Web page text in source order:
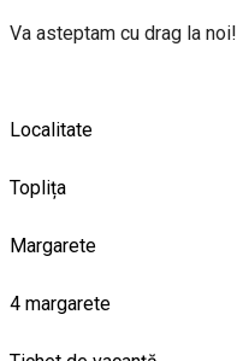
Va asteptam cu drag la noi!
Localitate
Toplița
Margarete
4 margarete